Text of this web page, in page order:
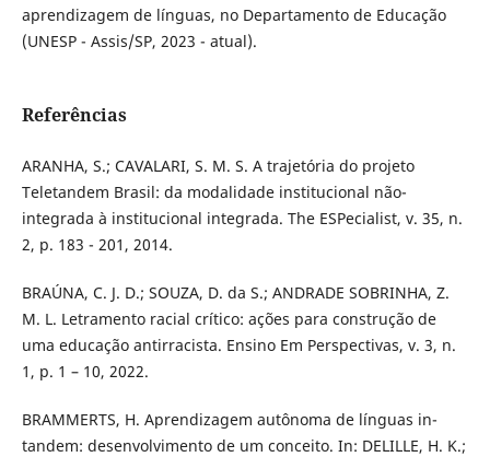
aprendizagem de línguas, no Departamento de Educação
(UNESP - Assis/SP, 2023 - atual).
Referências
ARANHA, S.; CAVALARI, S. M. S. A trajetória do projeto
Teletandem Brasil: da modalidade institucional não-
integrada à institucional integrada. The ESPecialist, v. 35, n.
2, p. 183 - 201, 2014.
BRAÚNA, C. J. D.; SOUZA, D. da S.; ANDRADE SOBRINHA, Z.
M. L. Letramento racial crítico: ações para construção de
uma educação antirracista. Ensino Em Perspectivas, v. 3, n.
1, p. 1 – 10, 2022.
BRAMMERTS, H. Aprendizagem autônoma de línguas in-
tandem: desenvolvimento de um conceito. In: DELILLE, H. K.;